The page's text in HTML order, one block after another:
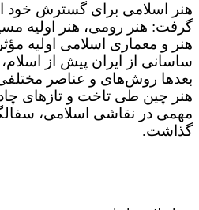
هنر اسلامی برای گسترش خود
گرفت: هنر رومی، هنر اولیه
هنر و معماری اسلامی اولیه مؤثر
ساسانی از ایران پیش از
بعدها روش‌های و عناصر
هنر چین طی تاخت و تازهای
مهمی در نقاشی اسلامی،
گذاشت.